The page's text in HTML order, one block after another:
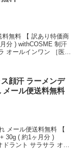
料無料 【 訳あり特価商
分 ) withCOSME 制汗
オールインワン ［医薬
顔汗 ラーメンデ
メール便送料無料
メール便送料無料 【
30g ( 約1ヶ月分 )
ラント サラサラ オー